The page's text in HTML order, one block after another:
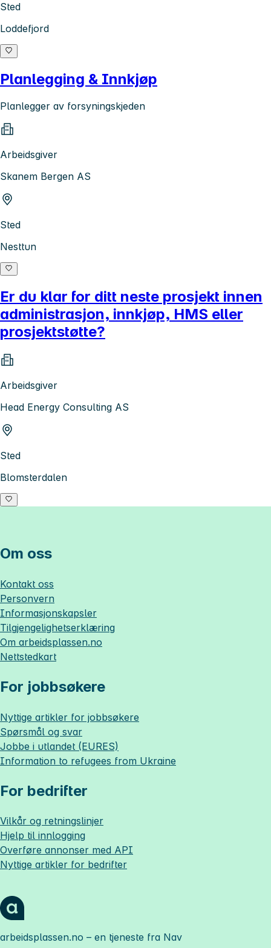
Sted
Loddefjord
Planlegging & Innkjøp
Planlegger av forsyningskjeden
Arbeidsgiver
Skanem Bergen AS
Sted
Nesttun
Er du klar for ditt neste prosjekt innen
administrasjon, innkjøp, HMS eller
prosjektstøtte?
Arbeidsgiver
Head Energy Consulting AS
Sted
Blomsterdalen
Om oss
Kontakt oss
Personvern
Informasjonskapsler
Tilgjengelighetserklæring
Om arbeidsplassen.no
Nettstedkart
For jobbsøkere
Nyttige artikler for jobbsøkere
Spørsmål og svar
Jobbe i utlandet (EURES)
Information to refugees from Ukraine
For bedrifter
Vilkår og retningslinjer
Hjelp til innlogging
Overføre annonser med API
Nyttige artikler for bedrifter
arbeidsplassen.no – en tjeneste fra Nav